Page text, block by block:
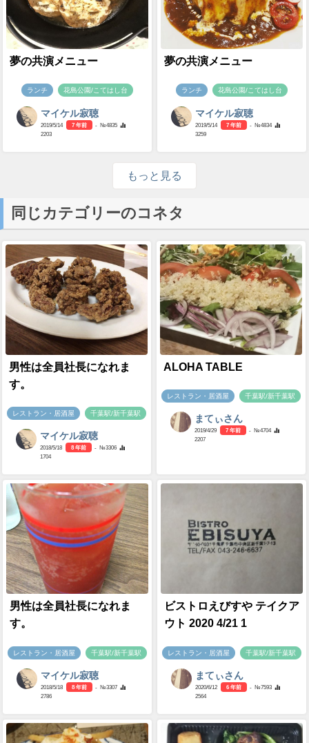
夢の共演メニュー
ランチ 花島公園/こてはし台
マイケル寂聴
2019/5/14 7 年前
- №4835
2203
夢の共演メニュー
ランチ 花島公園/こてはし台
マイケル寂聴
2019/5/14 7 年前
- №4834
3259
もっと見る
同じカテゴリーのコネタ
男性は全員社長になれま
す。
レストラン・居酒屋 千葉駅/新千葉駅
マイケル寂聴
2018/5/18 8 年前
- №3306
1704
ALOHA TABLE
レストラン・居酒屋 千葉駅/新千葉駅
まてぃさん
2019/4/29 7 年前
- №4704
2207
男性は全員社長になれま
す。
レストラン・居酒屋 千葉駅/新千葉駅
マイケル寂聴
2018/5/18 8 年前
- №3307
2786
ビストロえびすや テイクア
ウト 2020 4/21 1
レストラン・居酒屋 千葉駅/新千葉駅
まてぃさん
2020/6/12 6 年前
- №7593
2564